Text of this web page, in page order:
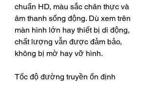
chuẩn HD, màu sắc chân thực và
âm thanh sống động. Dù xem trên
màn hình lớn hay thiết bị di động,
chất lượng vẫn được đảm bảo,
không bị mờ hay vỡ hình.
Tốc độ đường truyền ổn định